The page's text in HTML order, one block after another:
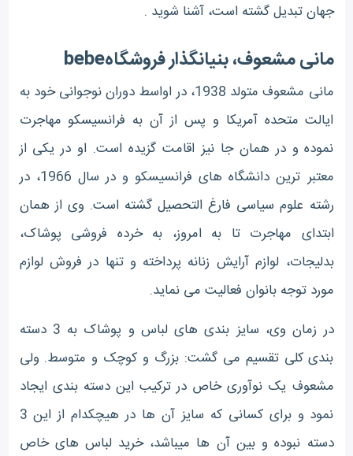
جهان تبدیل گشته است، آشنا شوید .
مانی مشعوف، بنیانگذار فروشگاهbebe
مانی مشعوف متولد 1938، در اواسط دوران نوجوانی خود به
ایالت متحده آمریکا و پس از آن به فرانسیسکو مهاجرت
نموده و در همان جا نیز اقامت گزیده است. او در یکی از
معتبر ترین دانشگاه های فرانسیسکو و در سال 1966، در
رشته علوم سیاسی فارغ التحصیل گشته است. وی از همان
ابتدای مهاجرت تا به امروز، به خرده فروشی پوشاک،
بدلیجات، لوازم آرایش زنانه پرداخته و تنها در فروش لوازم
مورد توجه بانوان فعالیت می نماید.
در زمان وی، سایز بندی های لباس و پوشاک به 3 دسته
بندی کلی تقسیم می گشت: بزرگ و کوچک و متوسط. ولی
مشعوف یک نوآوری خاص در ترکیب این دسته بندی ایجاد
نمود و برای کسانی که سایز آن ها در هیچکدام از این 3
دسته نبوده و بین آن ها میباشد، خرید لباس های خاص